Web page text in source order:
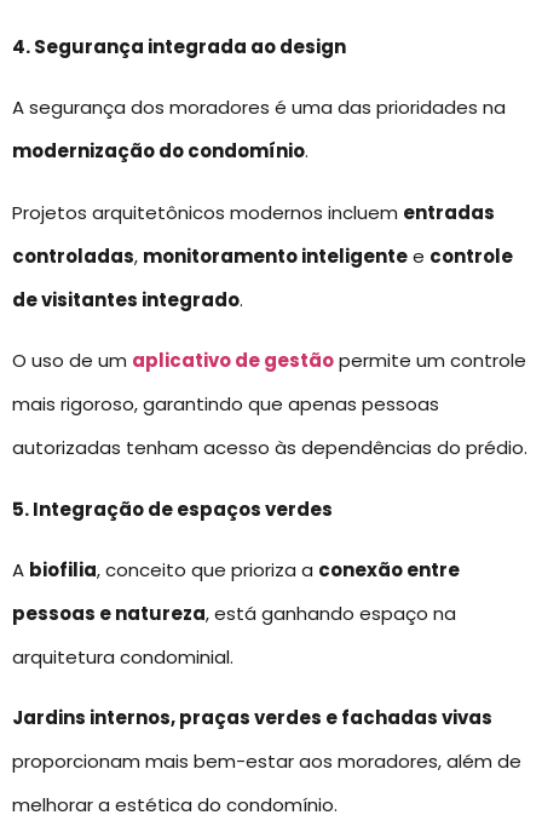
4. Segurança integrada ao design
A segurança dos moradores é uma das prioridades na
modernização do condomínio.
Projetos arquitetônicos modernos incluem entradas
controladas, monitoramento inteligentee controle
de visitantes integrado.
O uso de um aplicativo de gestãopermite um controle
mais rigoroso, garantindo que apenas pessoas
autorizadas tenham acesso às dependências do prédio.
5. Integração de espaços verdes
A biofilia, conceito que prioriza a conexão entre
pessoas e natureza, está ganhando espaço na
arquitetura condominial.
Jardins internos, praças verdes e fachadas vivas
proporcionam mais bem-estar aos moradores, além de
melhorar a estética do condomínio.